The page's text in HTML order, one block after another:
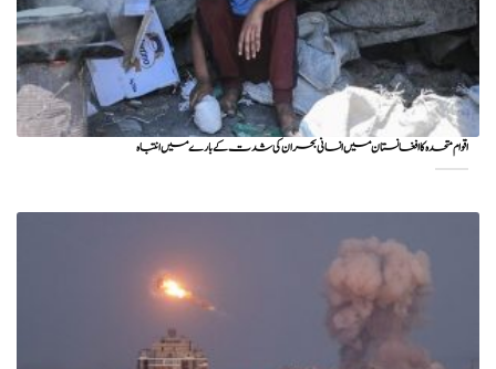
اقوام متحدہ کا افغانستان میں انسانی بحران کی شدت کے بارے میں انتباہ